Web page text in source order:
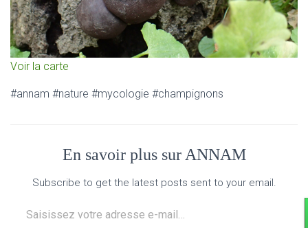
Voir la carte
#annam #nature #mycologie #champignons
En savoir plus sur ANNAM
Subscribe to get the latest posts sent to your email.